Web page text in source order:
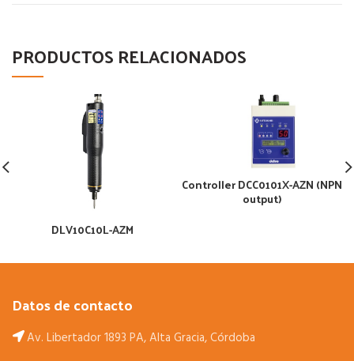
PRODUCTOS RELACIONADOS
DLV10C10L-AZM
Controller DCC0101X-AZN (NPN
output)
Datos de contacto
Av. Libertador 1893 PA, Alta Gracia, Córdoba